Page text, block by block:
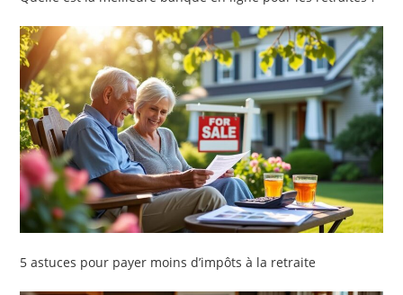
5 astuces pour payer moins d’impôts à la retraite